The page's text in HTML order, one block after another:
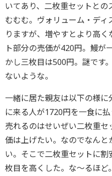
いてあり、二枚重セットと
むむむ。ヴォリューム・デ
りますが、増やすとより高
ト部分の売価が420円。鰻が
かし三枚目は500円。謎です
ないような。
一緒に居た親友は以下の様
に来る人が1720円を一食に
売れるのはせいぜい二枚重
価は上げたい。なのでなん
い。そこで二枚重セットに
枚目を高くした。な～るほど